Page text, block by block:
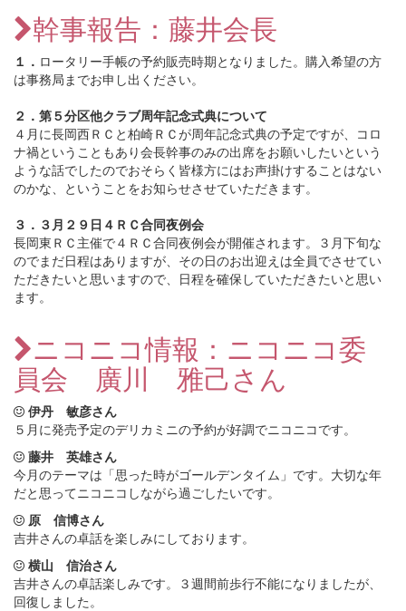
幹事報告：藤井会長
１． ロータリー手帳の予約販売時期となりました。購入希望の方
は事務局までお申し出ください。
２．第５分区他クラブ周年記念式典について
４月に長岡西ＲＣと柏崎ＲＣが周年記念式典の予定ですが、コロ
ナ禍ということもあり会長幹事のみの出席をお願いしたいという
ような話でしたのでおそらく皆様方にはお声掛けすることはない
のかな、ということをお知らせさせていただきます。
３．３月２９日４ＲＣ合同夜例会
長岡東ＲＣ主催で４ＲＣ合同夜例会が開催されます。３月下旬な
のでまだ日程はありますが、その日のお出迎えは全員でさせてい
ただきたいと思いますので、日程を確保していただきたいと思い
ます。
ニコニコ情報：ニコニコ委
員会 廣川 雅己さん
伊丹 敏彦さん
５月に発売予定のデリカミニの予約が好調でニコニコです。
藤井 英雄さん
今月のテーマは「思った時がゴールデンタイム」です。大切な年
だと思ってニコニコしながら過ごしたいです。
原 信博さん
吉井さんの卓話を楽しみにしております。
横山 信治さん
吉井さんの卓話楽しみです。３週間前歩行不能になりましたが、
回復しました。